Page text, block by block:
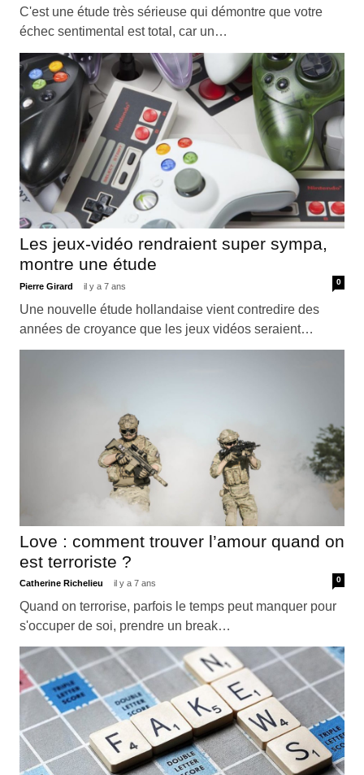
C'est une étude très sérieuse qui démontre que votre
échec sentimental est total, car un…
Les jeux-vidéo rendraient super sympa,
montre une étude
Pierre Girard il y a 7 ans 0
Une nouvelle étude hollandaise vient contredire des
années de croyance que les jeux vidéos seraient…
Love : comment trouver l’amour quand on
est terroriste ?
Catherine Richelieu il y a 7 ans 0
Quand on terrorise, parfois le temps peut manquer pour
s'occuper de soi, prendre un break…